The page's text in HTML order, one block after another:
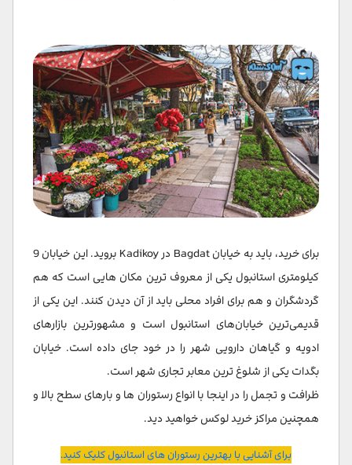
برای خرید، باید به خیابان Bagdat در Kadikoy بروید. این خیابان 9
کیلومتری استانبول یکی از معروف ترین مکان هایی است که هم
گردشگران و هم برای افراد محلی باید از آن دیدن کنند. این یکی از
قدیمی‌ترین خیابان‌های استانبول است و مشهورترین بازارهای
ادویه و گیاهان دارویی شهر را در خود جای داده است. خیابان
بگدات یکی از شلوغ ترین معابر تجاری شهر است.
ظرافت و تجمل را در اینجا با انواع رستوران ها و بارهای سطح بالا و
همچنین مراکز خرید لوکس خواهید دید.
برای آشنایی با بهترین رستوران های استانبول کلیک کنید.